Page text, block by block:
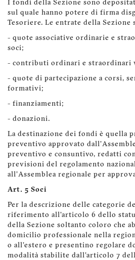
I fondi della Sezione sono
sul quale hanno potere di firma
Tesoriere. Le entrate della Sezione
- quote associative ordinarie e
soci;
- contributi ordinari e straordinari
- quote di partecipazione a corsi,
formativi;
- finanziamenti;
- donazioni.
La destinazione dei fondi è quella
preventivo approvato
preventivo e consuntivo, redatti
previsioni del regolamento
all'Assemblea regionale per
Art. 5 Soci
Per la descrizione delle categorie
riferimento all'articolo 6 dello
della Sezione soltanto coloro che
domicilio professionale nella
o all'estero e presentino regolare
modalità stabilite dall'articolo 7